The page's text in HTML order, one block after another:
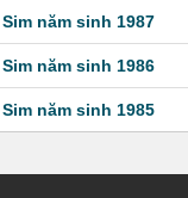
Sim năm sinh 1987
Sim năm sinh 1986
Sim năm sinh 1985